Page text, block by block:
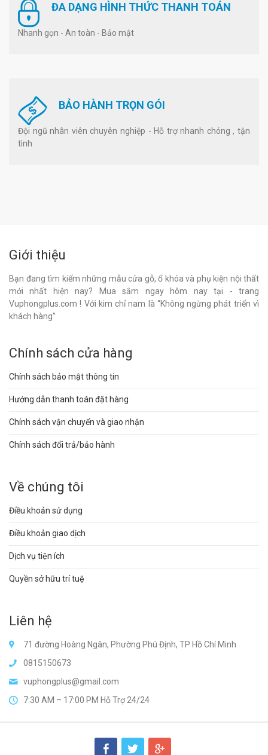
ĐA DẠNG HÌNH THỨC THANH TOÁN
Nhanh gọn - An toàn - Bảo mật
BẢO HÀNH TRỌN GÓI
Đội ngũ nhân viên chuyên nghiệp - Hỗ trợ nhanh chóng , tận
tình
Giới thiệu
Bạn đang tìm kiếm những mẫu cửa gỗ, ổ khóa và phụ kiện nội thất
mới nhất hiện nay? Mua sắm ngay hôm nay tại - trang
Vuphongplus.com ! Với kim chỉ nam là “Không ngừng phát triển vì
khách hàng”
Chính sách cửa hàng
Chính sách bảo mật thông tin
Hướng dẫn thanh toán đặt hàng
Chính sách vận chuyển và giao nhận
Chính sách đổi trả/bảo hành
Về chúng tôi
Điều khoản sử dụng
Điều khoản giao dịch
Dịch vụ tiện ích
Quyền sở hữu trí tuệ
Liên hệ
71 đường Hoàng Ngân, Phường Phú Định, TP Hồ Chí Minh
0815150673
vuphongplus@gmail.com
7:30 AM – 17:00 PM Hỗ Trợ 24/24